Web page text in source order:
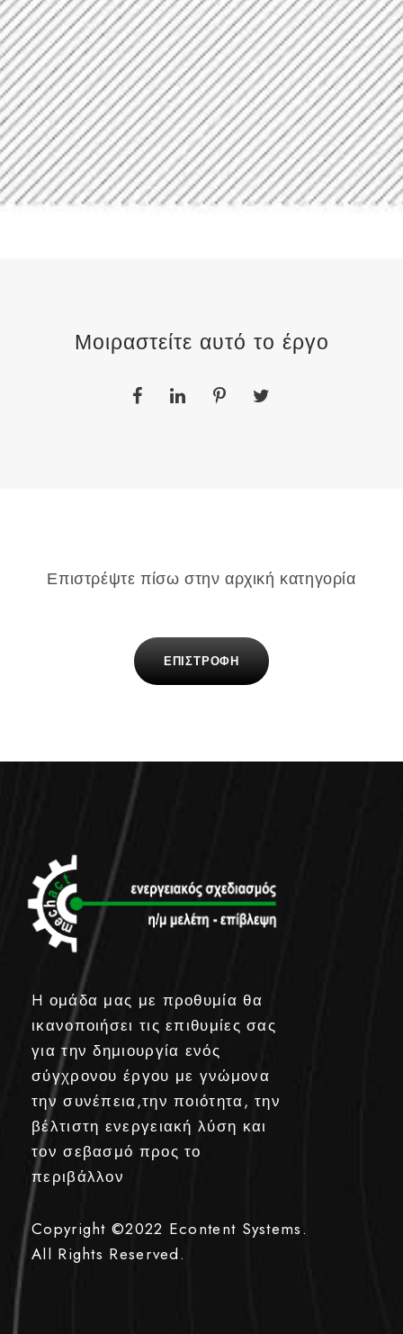
Μοιραστείτε αυτό το έργο
Επιστρέψτε πίσω στην αρχική κατηγορία
ΕΠΙΣΤΡΟΦΗ
H ομάδα μας με προθυμία θα
ικανοποιήσει τις επιθυμίες σας
για την δημιουργία ενός
σύγχρονου έργου με γνώμονα
την συνέπεια,την ποιότητα, την
βέλτιστη ενεργειακή λύση και
τον σεβασμό προς το
περιβάλλον
Copyright ©2022 Econtent Systems.
All Rights Reserved.